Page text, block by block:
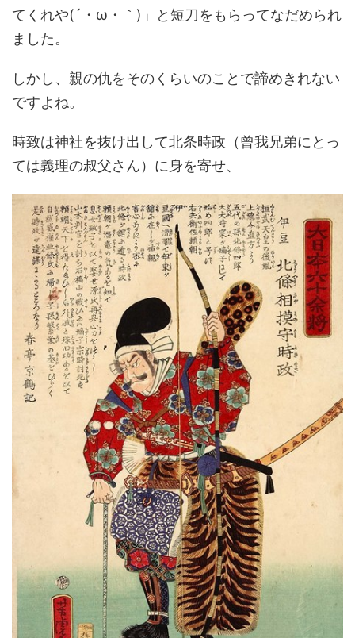
てくれや(´・ω・｀)」と短刀をもらってなだめられ
ました。
しかし、親の仇をそのくらいのことで諦めきれない
ですよね。
時致は神社を抜け出して北条時政（曾我兄弟にとっ
ては義理の叔父さん）に身を寄せ、